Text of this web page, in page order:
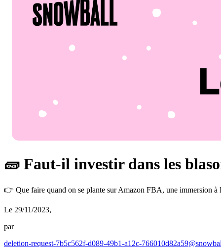
🧱 Faut-il investir dans les
👉 Que faire quand on se plante sur Amazon FBA, une immersion
Le 29/11/2023,
par
deletion-request-7b5c562f-d089-49b1-a12c-